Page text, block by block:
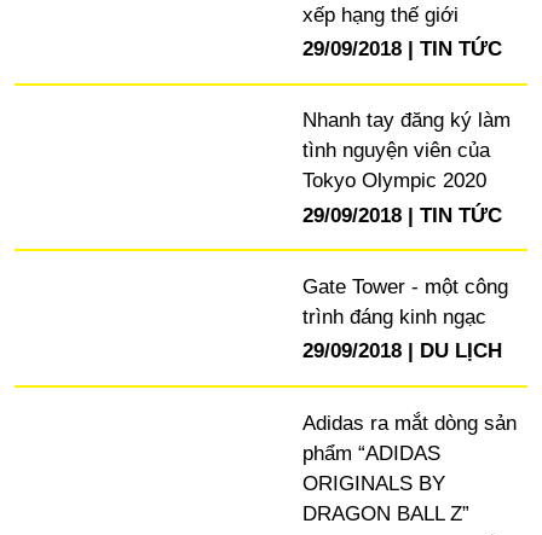
xếp hạng thế giới
29/09/2018
TIN TỨC
Nhanh tay đăng ký làm
tình nguyện viên của
Tokyo Olympic 2020
29/09/2018
TIN TỨC
Gate Tower - một công
trình đáng kinh ngạc
29/09/2018
DU LỊCH
Adidas ra mắt dòng sản
phẩm “ADIDAS
ORIGINALS BY
DRAGON BALL Z”